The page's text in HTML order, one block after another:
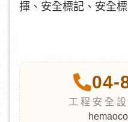
揮、安全標記、安全
04-
工程安全